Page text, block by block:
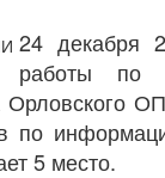
24 декабря
работы по
5 место.